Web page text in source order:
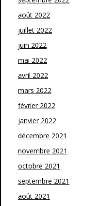
août 2022
juillet 2022
juin 2022
mai 2022
avril 2022
mars 2022
février 2022
janvier 2022
décembre 2021
novembre 2021
octobre 2021
septembre 2021
août 2021